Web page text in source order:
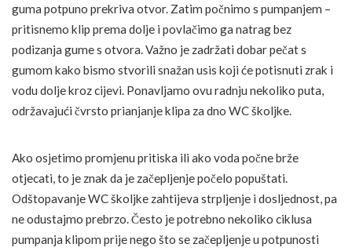
guma potpuno prekriva otvor. Zatim počnimo s pumpanjem –
pritisnemo klip prema dolje i povlačimo ga natrag bez
podizanja gume s otvora. Važno je zadržati dobar pečat s
gumom kako bismo stvorili snažan usis koji će potisnuti zrak i
vodu dolje kroz cijevi. Ponavljamo ovu radnju nekoliko puta,
održavajući čvrsto prianjanje klipa za dno WC školjke.
Ako osjetimo promjenu pritiska ili ako voda počne brže
otjecati, to je znak da je začepljenje počelo popuštati.
Odštopavanje WC školjke zahtijeva strpljenje i dosljednost, pa
ne odustajmo prebrzo. Često je potrebno nekoliko ciklusa
pumpanja klipom prije nego što se začepljenje u potpunosti